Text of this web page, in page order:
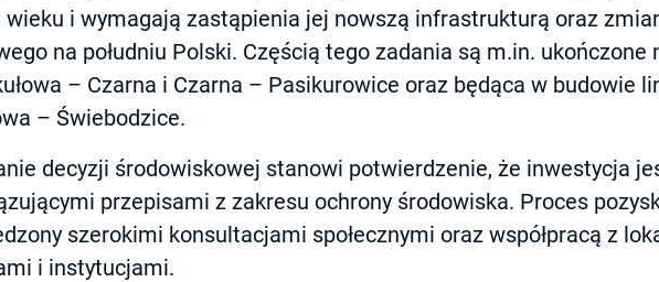
wieku i wymagają zastąpienia jej nowszą infrastrukturą oraz
na południu Polski. Częścią tego zadania są m.in. ukończone
– Czarna i Czarna – Pasikurowice oraz będąca w budowie
– Świebodzice.
decyzji środowiskowej stanowi potwierdzenie, że inwestycja
przepisami z zakresu ochrony środowiska. Proces
szerokimi konsultacjami społecznymi oraz współpracą z
i instytucjami.